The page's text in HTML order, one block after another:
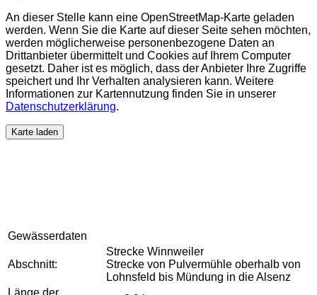
An dieser Stelle kann eine OpenStreetMap-Karte geladen
werden. Wenn Sie die Karte auf dieser Seite sehen möchten,
werden möglicherweise personenbezogene Daten an
Drittanbieter übermittelt und Cookies auf Ihrem Computer
gesetzt. Daher ist es möglich, dass der Anbieter Ihre Zugriffe
speichert und Ihr Verhalten analysieren kann. Weitere
Informationen zur Kartennutzung finden Sie in unserer
Datenschutzerklärung.
Karte laden
Gewässerdaten
Abschnitt:
Strecke Winnweiler
Strecke von Pulvermühle oberhalb von
Lohnsfeld bis Mündung in die Alsenz